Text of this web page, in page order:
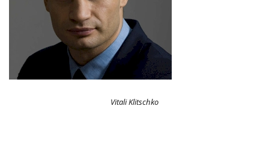
Vitali Klitschko